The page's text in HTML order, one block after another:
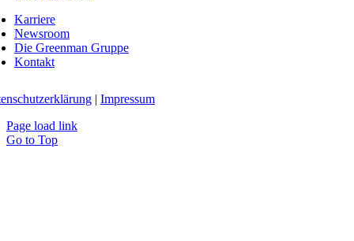
Karriere
Newsroom
Die Greenman Gruppe
Kontakt
| Impressum
Page load link
Go to Top